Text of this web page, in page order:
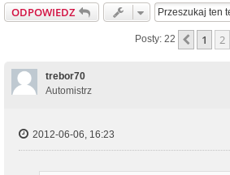
ODPOWIEDZ
Posty: 22 1 2
trebor70
Automistrz
2012-06-06, 16:23